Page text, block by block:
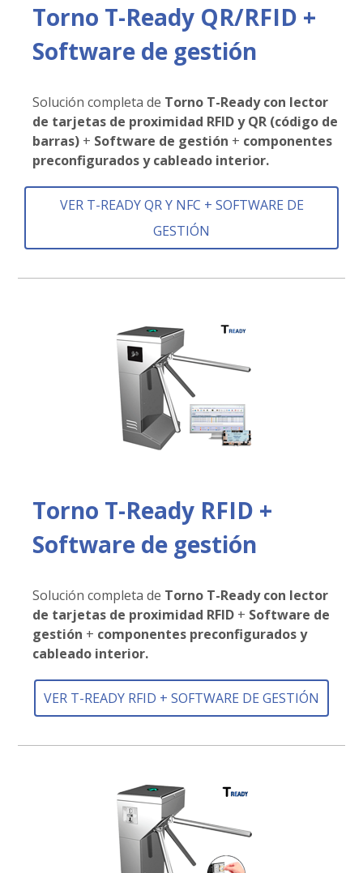
Torno T-Ready QR/RFID +
Software de gestión
Solución completa de Torno T-Ready con lector
de tarjetas de proximidad RFID y QR (código de
barras) + Software de gestión + componentes
preconfigurados y cableado interior.
VER T-READY QR Y NFC + SOFTWARE DE
GESTIÓN
Torno T-Ready RFID +
Software de gestión
Solución completa de Torno T-Ready con lector
de tarjetas de proximidad RFID + Software de
gestión + componentes preconfigurados y
cableado interior.
VER T-READY RFID + SOFTWARE DE GESTIÓN